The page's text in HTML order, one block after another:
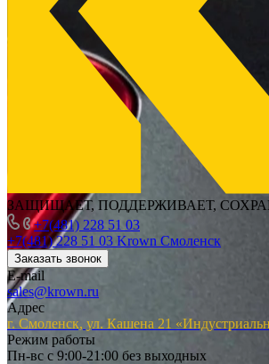
ЗАЩИЩАЕТ, ПОДДЕРЖИВАЕТ,
+7(481) 228 51 03
+7(481) 228 51 03 Krown Смоленск
Заказать звонок
E-mail
sales@krown.ru
Адрес
г. Смоленск, ул. Кашена 21
Режим работы
Пн-вс с 9:00-21:00 без выходных